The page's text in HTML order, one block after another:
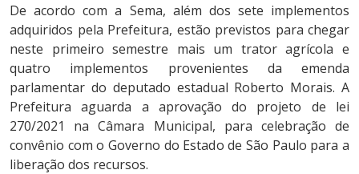
De acordo com a Sema, além dos sete implementos
adquiridos pela Prefeitura, estão previstos para chegar
neste primeiro semestre mais um trator agrícola e
quatro implementos provenientes da emenda
parlamentar do deputado estadual Roberto Morais. A
Prefeitura aguarda a aprovação do projeto de lei
270/2021 na Câmara Municipal, para celebração de
convênio com o Governo do Estado de São Paulo para a
liberação dos recursos.